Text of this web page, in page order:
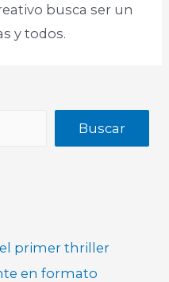
busca ser un
y todos.
Buscar
primer thriller
en formato